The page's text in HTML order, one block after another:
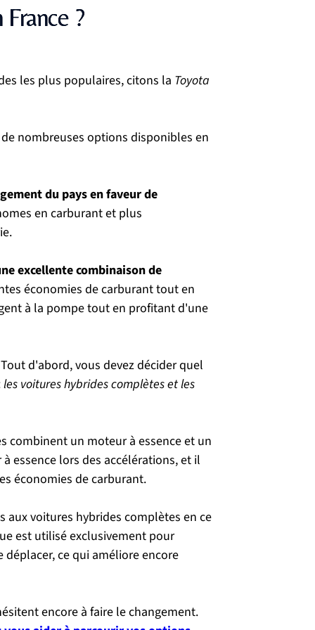
?
les plus populaires, citons la Toyota
nombreuses options disponibles en
du pays en faveur de
en carburant et plus
excellente combinaison de
économies de carburant tout en
à la pompe tout en profitant d'une
d'abord, vous devez décider quel
les voitures hybrides complètes et les
combinent un moteur à essence et un
essence lors des accélérations, et il
économies de carburant.
aux voitures hybrides complètes en ce
est utilisé exclusivement pour
ce qui améliore encore
encore à faire le changement.